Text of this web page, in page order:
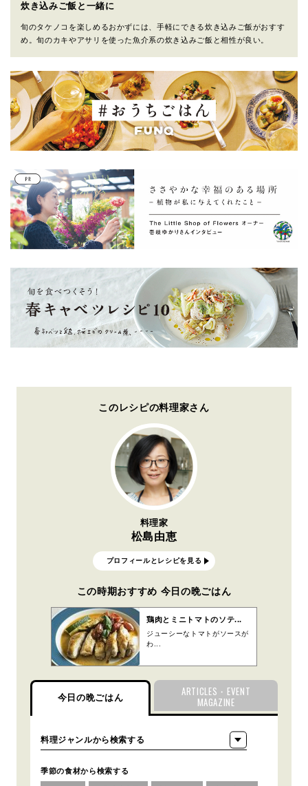
炊き込みご飯と一緒に
旬のタケノコを楽しめるおかずには、手軽にできる炊き込みご飯がおすす
め。旬のカキやアサリを使った魚介系の炊き込みご飯と相性が良い。
このレシピの料理家さん
料理家
松島由恵
プロフィールとレシピを見る
この時期おすすめ 今日の晩ごはん
鶏肉とミニトマトのソテ...
ジューシーなトマトがソースが
わ...
今日の晩ごはん
ARTICLES・EVENT
MAGAZINE
季節の食材から検索する